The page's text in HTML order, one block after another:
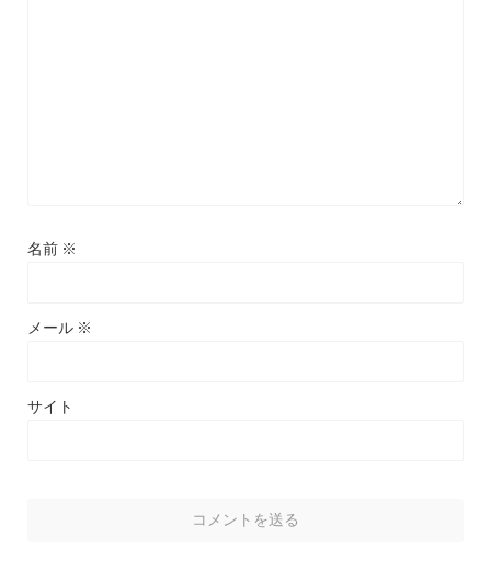
名前 ※
メール ※
サイト